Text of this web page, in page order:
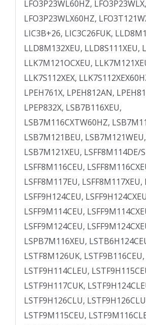
LFO3P23WL60HZ, LFO3P23WLX,
LFO3P23WLX60HZ,
LIC3B+26, LIC3C26FUK,
LLD8M132XEU, LLD8S111XEU,
LLK7M121OCXEU,
LLK7S112XEX,
LPEH761X, LPEH812AN,
LPEP832X, LSB7B116XEU,
LSB7M116CXTW60HZ,
LSB7M121BEU, LSB7M121WEU,
LSB7M121XEU, LSFF8M114DE/
LSFF8M116CEU,
LSFF8M117EU, LSFF8M117XEU,
LSFF9H124CEU,
LSFF9M114CEU,
LSFF9M124CEU,
LSPB7M116XEU,
LSTF8M126UK, LSTF9B116CEU,
LSTF9H114CLEU,
LSTF9H117CUK,
LSTF9H126CLU,
LSTF9M115CEU,